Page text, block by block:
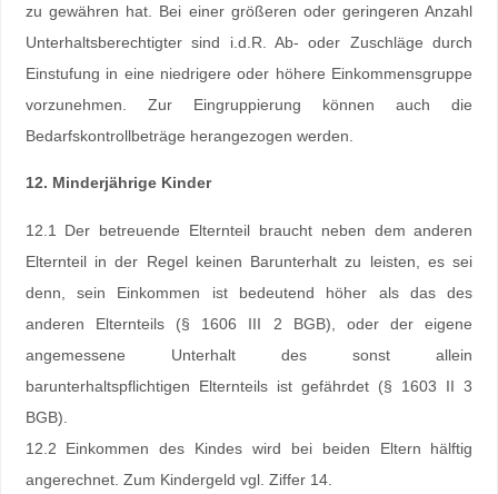
zu gewähren hat. Bei einer größeren oder geringeren Anzahl
Unterhaltsberechtigter sind i.d.R. Ab- oder Zuschläge durch
Einstufung in eine niedrigere oder höhere Einkommensgruppe
vorzunehmen. Zur Eingruppierung können auch die
Bedarfskontrollbeträge herangezogen werden.
12. Minderjährige Kinder
12.1 Der betreuende Elternteil braucht neben dem anderen
Elternteil in der Regel keinen Barunterhalt zu leisten, es sei
denn, sein Einkommen ist bedeutend höher als das des
anderen Elternteils (§ 1606 III 2 BGB), oder der eigene
angemessene Unterhalt des sonst allein
barunterhaltspflichtigen Elternteils ist gefährdet (§ 1603 II 3
BGB).
12.2 Einkommen des Kindes wird bei beiden Eltern hälftig
angerechnet. Zum Kindergeld vgl. Ziffer 14.